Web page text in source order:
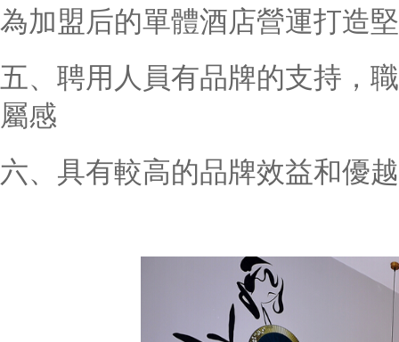
為加盟后的單體酒店營運打造
五、聘用人員有品牌的支持，
屬感
六、具有較高的品牌效益和優